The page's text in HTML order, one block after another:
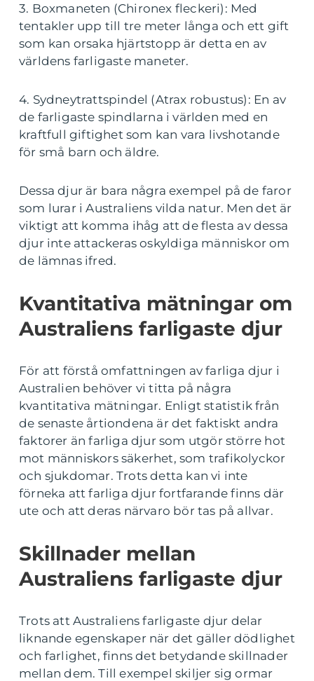
3. Boxmaneten (Chironex fleckeri): Med
tentakler upp till tre meter långa och ett gift
som kan orsaka hjärtstopp är detta en av
världens farligaste maneter.
4. Sydneytrattspindel (Atrax robustus): En av
de farligaste spindlarna i världen med en
kraftfull giftighet som kan vara livshotande
för små barn och äldre.
Dessa djur är bara några exempel på de faror
som lurar i Australiens vilda natur. Men det är
viktigt att komma ihåg att de flesta av dessa
djur inte attackeras oskyldiga människor om
de lämnas ifred.
Kvantitativa mätningar om
Australiens farligaste djur
För att förstå omfattningen av farliga djur i
Australien behöver vi titta på några
kvantitativa mätningar. Enligt statistik från
de senaste årtiondena är det faktiskt andra
faktorer än farliga djur som utgör större hot
mot människors säkerhet, som trafikolyckor
och sjukdomar. Trots detta kan vi inte
förneka att farliga djur fortfarande finns där
ute och att deras närvaro bör tas på allvar.
Skillnader mellan
Australiens farligaste djur
Trots att Australiens farligaste djur delar
liknande egenskaper när det gäller dödlighet
och farlighet, finns det betydande skillnader
mellan dem. Till exempel skiljer sig ormar